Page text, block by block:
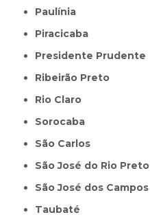
Paulínia
Piracicaba
Presidente Prudente
Ribeirão Preto
Rio Claro
Sorocaba
São Carlos
São José do Rio Preto
São José dos Campos
Taubaté